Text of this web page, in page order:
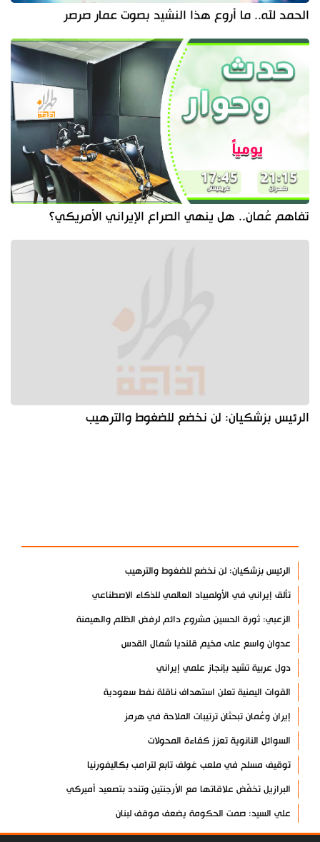
الحمد لله.. ما أروع هذا النشيد بصوت عمار صرصر
تفاهم عُمان.. هل ينهي الصراع الإيراني الأمريكي؟
الرئيس بزشكيان: لن نخضع للضغوط والترهيب
الرئيس بزشكيان: لن نخضع للضغوط والترهيب
تألق إيراني في الأولمبياد العالمي للذكاء الاصطناعي
الزعبي: ثورة الحسين مشروع دائم لرفض الظلم والهيمنة
عدوان واسع على مخيم قلنديا شمال القدس
دول عربية تشيد بإنجاز علمي إيراني
القوات اليمنية تعلن استهداف ناقلة نفط سعودية
إيران وعُمان تبحثان ترتيبات الملاحة في هرمز
السوائل النانوية تعزز كفاءة المحولات
توقيف مسلح في ملعب غولف تابع لترامب بكاليفورنيا
البرازيل تخفّض علاقاتها مع الأرجنتين وتندد بتصعيد أميركي
علي السيد: صمت الحكومة يضعف موقف لبنان
انخفاض حاد في مخزون الصواريخ الأمريكية